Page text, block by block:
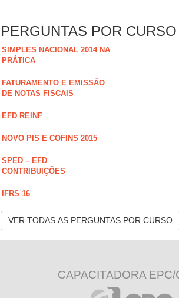
PERGUNTAS POR CURSO
SIMPLES NACIONAL 2014 NA
PRÁTICA
FATURAMENTO E EMISSÃO
DE NOTAS FISCAIS
EFD REINF
NOVO PIS E COFINS 2015
SPED – EFD
CONTRIBUIÇÕES
IFRS 16
VER TODAS AS PERGUNTAS POR CURSO
CAPACITADORA EPC/